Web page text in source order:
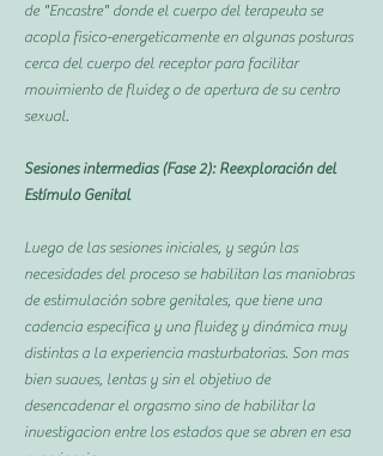
de "Encastre" donde el cuerpo del terapeuta se
acopla fisico-energeticamente en algunas posturas
cerca del cuerpo del receptor para facilitar
movimiento de fluidez o de apertura de su centro
sexual.
Sesiones intermedias (Fase 2): Reexploración del
Estímulo Genital
Luego de las sesiones iniciales, y según las
necesidades del proceso se habilitan las maniobras
de estimulación sobre genitales, que tiene una
cadencia especifica y una fluidez y dinámica muy
distintas a la experiencia masturbatorias. Son mas
bien suaves, lentas y sin el objetivo de
desencadenar el orgasmo sino de habilitar la
investigacion entre los estados que se abren en esa